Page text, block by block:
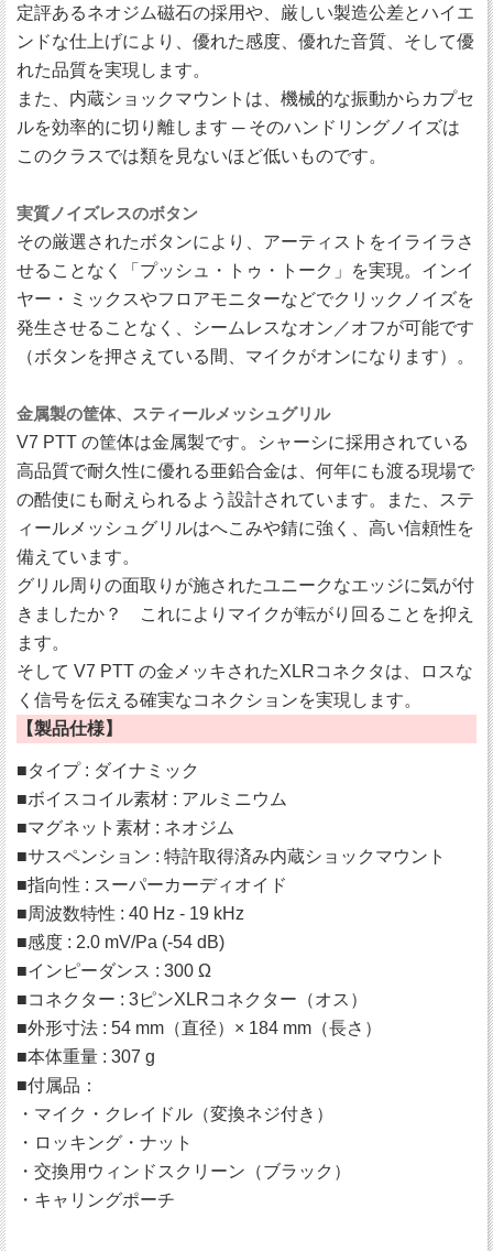
定評あるネオジム磁石の採用や、厳しい製造公差とハイエ
ンドな仕上げにより、優れた感度、優れた音質、そして優
れた品質を実現します。
また、内蔵ショックマウントは、機械的な振動からカプセ
ルを効率的に切り離します ─ そのハンドリングノイズは
このクラスでは類を見ないほど低いものです。
実質ノイズレスのボタン
その厳選されたボタンにより、アーティストをイライラさ
せることなく「プッシュ・トゥ・トーク」を実現。インイ
ヤー・ミックスやフロアモニターなどでクリックノイズを
発生させることなく、シームレスなオン／オフが可能です
（ボタンを押さえている間、マイクがオンになります）。
金属製の筐体、スティールメッシュグリル
V7 PTT の筐体は金属製です。シャーシに採用されている
高品質で耐久性に優れる亜鉛合金は、何年にも渡る現場で
の酷使にも耐えられるよう設計されています。また、ステ
ィールメッシュグリルはへこみや錆に強く、高い信頼性を
備えています。
グリル周りの面取りが施されたユニークなエッジに気が付
きましたか？ これによりマイクが転がり回ることを抑え
ます。
そして V7 PTT の金メッキされたXLRコネクタは、ロスな
く信号を伝える確実なコネクションを実現します。
【製品仕様】
■タイプ : ダイナミック
■ボイスコイル素材 : アルミニウム
■マグネット素材 : ネオジム
■サスペンション : 特許取得済み内蔵ショックマウント
■指向性 : スーパーカーディオイド
■周波数特性 : 40 Hz - 19 kHz
■感度 : 2.0 mV/Pa (-54 dB)
■インピーダンス : 300 Ω
■コネクター : 3ピンXLRコネクター（オス）
■外形寸法 : 54 mm（直径）× 184 mm（長さ）
■本体重量 : 307 g
■付属品：
・マイク・クレイドル（変換ネジ付き）
・ロッキング・ナット
・交換用ウィンドスクリーン（ブラック）
・キャリングポーチ